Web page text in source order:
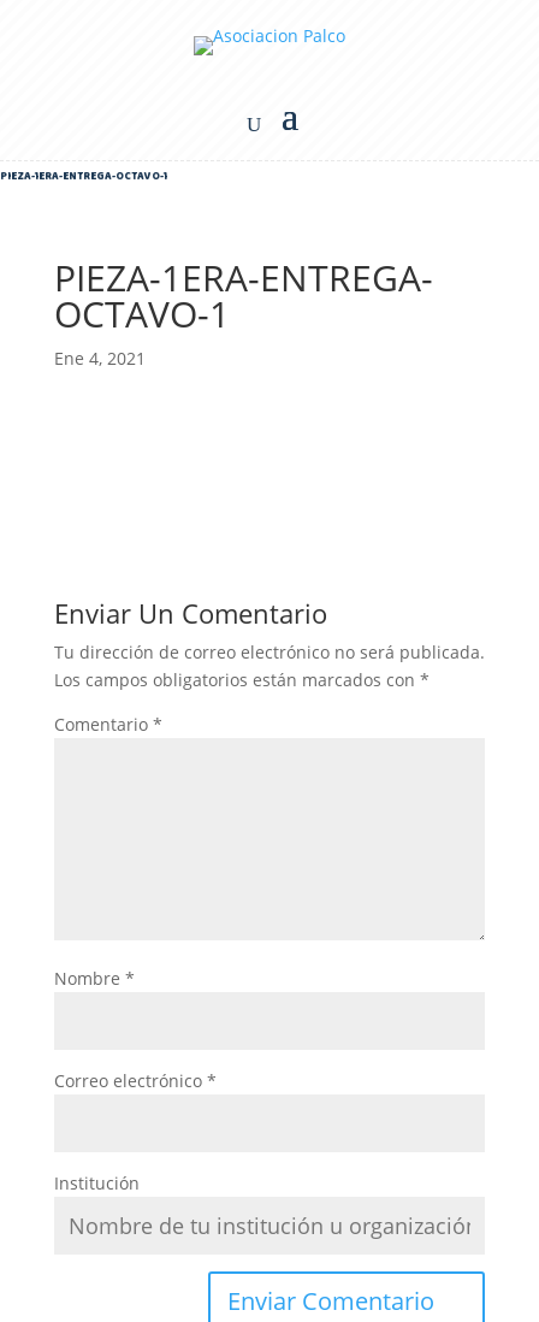
PIEZA-1ERA-ENTREGA-OCTAVO-1
PIEZA-1ERA-ENTREGA-
OCTAVO-1
Ene 4, 2021
Enviar Un Comentario
Tu dirección de correo electrónico no será publicada.
Los campos obligatorios están marcados con *
Comentario *
Nombre *
Correo electrónico *
Institución